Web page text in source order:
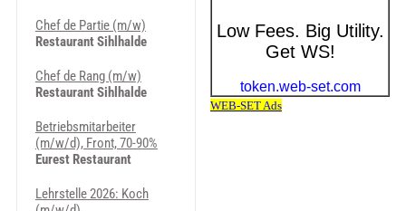
Chef de Partie (m/w)
Restaurant Sihlhalde
Chef de Rang (m/w)
Restaurant Sihlhalde
Betriebsmitarbeiter
(m/w/d), Front, 70-90%
Eurest Restaurant
Lehrstelle 2026: Koch